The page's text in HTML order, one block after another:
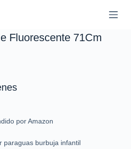
Fluorescente 71Cm
por Amazon
paraguas burbuja infantil